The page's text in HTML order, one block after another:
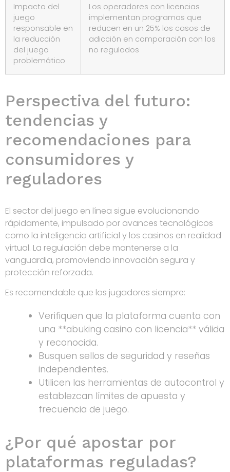
Impacto del
juego
responsable en
la reducción
del juego
problemático
Los operadores con licencias
implementan programas que
reducen en un 25% los casos de
adicción en comparación con los
no regulados
Perspectiva del futuro:
tendencias y
recomendaciones para
consumidores y
reguladores
El sector del juego en línea sigue evolucionando
rápidamente, impulsado por avances tecnológicos
como la inteligencia artificial y los casinos en realidad
virtual. La regulación debe mantenerse a la
vanguardia, promoviendo innovación segura y
protección reforzada.
Es recomendable que los jugadores siempre:
Verifiquen que la plataforma cuenta con
una **abuking casino con licencia** válida
y reconocida.
Busquen sellos de seguridad y reseñas
independientes.
Utilicen las herramientas de autocontrol y
establezcan límites de apuesta y
frecuencia de juego.
¿Por qué apostar por
plataformas reguladas?